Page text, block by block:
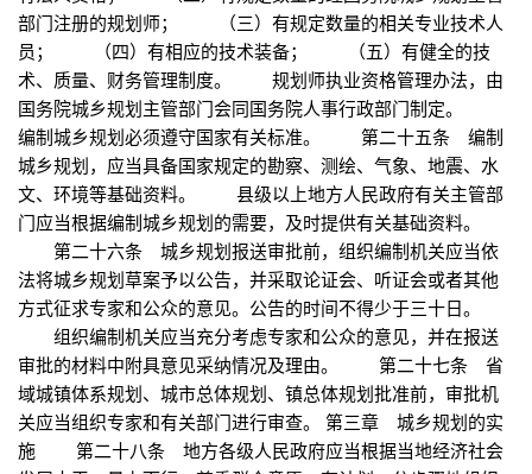
部门注册的规划师； （三）有规定数量的相关专业技术人
员； （四）有相应的技术装备； （五）有健全的技
术、质量、财务管理制度。 规划师执业资格管理办法，由
国务院城乡规划主管部门会同国务院人事行政部门制定。
编制城乡规划必须遵守国家有关标准。 第二十五条 编制
城乡规划，应当具备国家规定的勘察、测绘、气象、地震、水
文、环境等基础资料。 县级以上地方人民政府有关主管部
门应当根据编制城乡规划的需要，及时提供有关基础资料。
第二十六条 城乡规划报送审批前，组织编制机关应当依
法将城乡规划草案予以公告，并采取论证会、听证会或者其他
方式征求专家和公众的意见。公告的时间不得少于三十日。
组织编制机关应当充分考虑专家和公众的意见，并在报送
审批的材料中附具意见采纳情况及理由。 第二十七条 省
域城镇体系规划、城市总体规划、镇总体规划批准前，审批机
关应当组织专家和有关部门进行审查。 第三章 城乡规划的实
施 第二十八条 地方各级人民政府应当根据当地经济社会